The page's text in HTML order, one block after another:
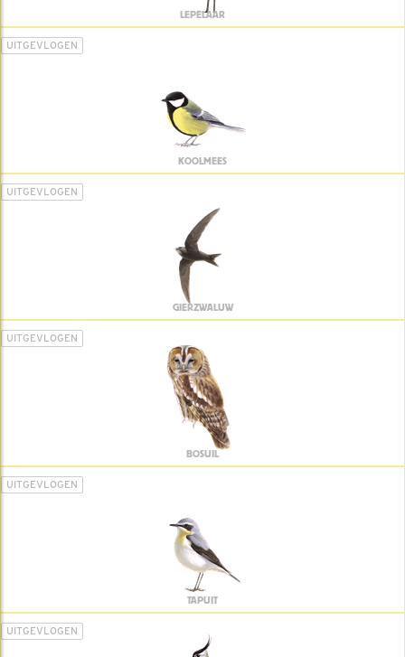
LEPELAAR
UITGEVLOGEN
KOOLMEES
UITGEVLOGEN
GIERZWALUW
UITGEVLOGEN
BOSUIL
UITGEVLOGEN
TAPUIT
UITGEVLOGEN